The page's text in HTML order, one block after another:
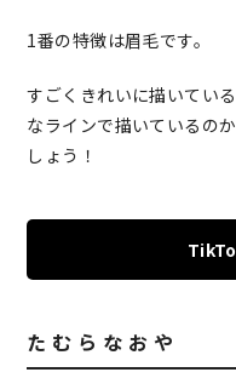
1番の特徴は眉毛です。
すごくきれいに描いてい
なラインで描いているの
しょう！
た む ら な お や